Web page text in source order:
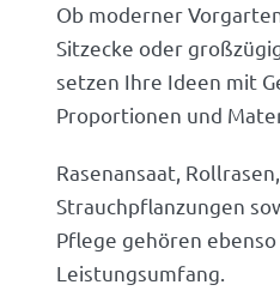
Ob moderner
Sitzecke oder
setzen Ihre Ideen mit
Proportionen und
Rasenansaat,
Strauchpflanzungen
Pflege gehören
Leistungsumfang.